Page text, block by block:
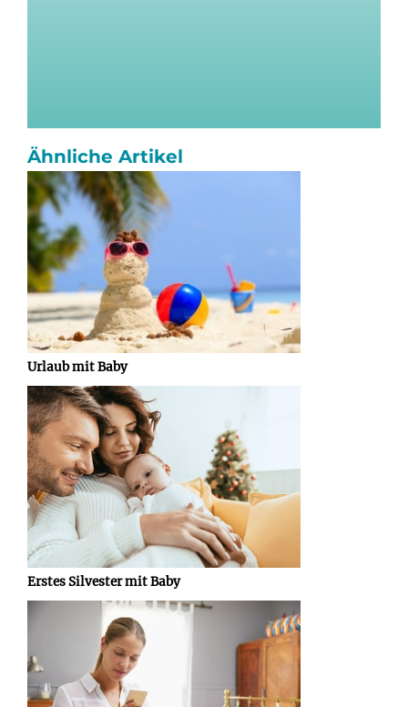
Ähnliche Artikel
Urlaub mit Baby
Erstes Silvester mit Baby